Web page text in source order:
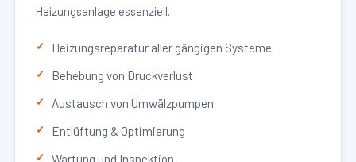
Heizungsanlage essenziell.
Heizungsreparatur aller gängigen Systeme
Behebung von Druckverlust
Austausch von Umwälzpumpen
Entlüftung & Optimierung
Wartung und Inspektion